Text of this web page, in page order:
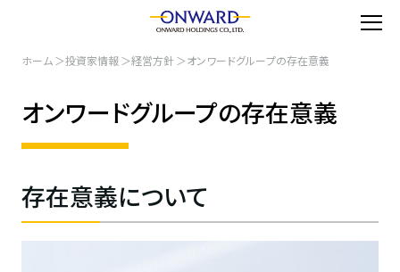
ホーム 投資家情報 経営方針 オンワードグループの存在意義
オンワードグループの存在意義
存在意義について